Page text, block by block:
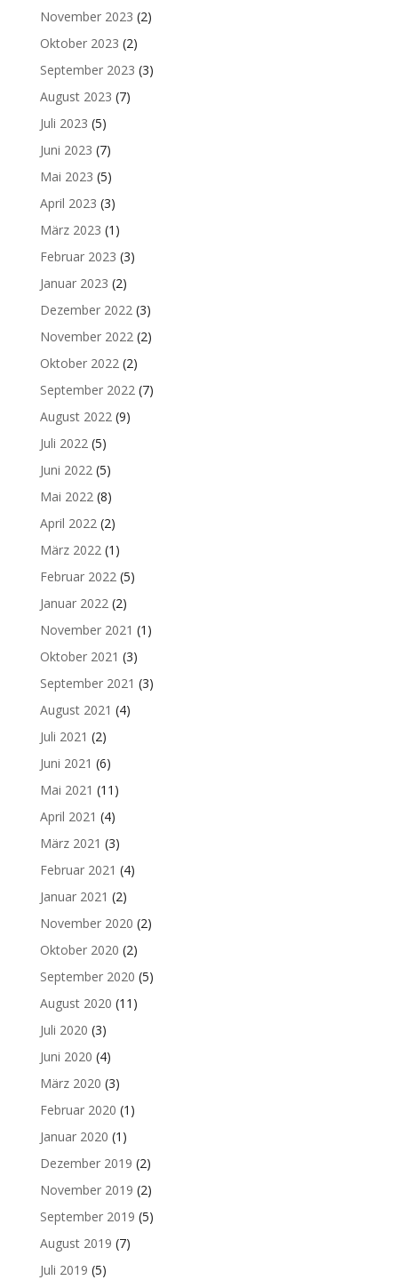
November 2023 (2)
Oktober 2023 (2)
September 2023 (3)
August 2023 (7)
Juli 2023 (5)
Juni 2023 (7)
Mai 2023 (5)
April 2023 (3)
März 2023 (1)
Februar 2023 (3)
Januar 2023 (2)
Dezember 2022 (3)
November 2022 (2)
Oktober 2022 (2)
September 2022 (7)
August 2022 (9)
Juli 2022 (5)
Juni 2022 (5)
Mai 2022 (8)
April 2022 (2)
März 2022 (1)
Februar 2022 (5)
Januar 2022 (2)
November 2021 (1)
Oktober 2021 (3)
September 2021 (3)
August 2021 (4)
Juli 2021 (2)
Juni 2021 (6)
Mai 2021 (11)
April 2021 (4)
März 2021 (3)
Februar 2021 (4)
Januar 2021 (2)
November 2020 (2)
Oktober 2020 (2)
September 2020 (5)
August 2020 (11)
Juli 2020 (3)
Juni 2020 (4)
März 2020 (3)
Februar 2020 (1)
Januar 2020 (1)
Dezember 2019 (2)
November 2019 (2)
September 2019 (5)
August 2019 (7)
Juli 2019 (5)